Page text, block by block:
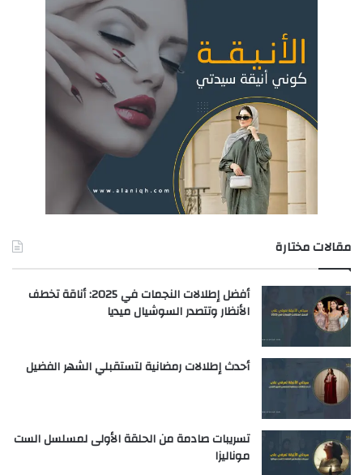
مقالات مختارة
أفضل إطلالات النجمات في 2025: أناقة تخطف
الأنظار وتتصدر السوشيال ميديا
أحدث إطلالات رمضانية لتستقبلي الشهر الفضيل
تسريبات صادمة من الحلقة الأولى لمسلسل الست
موناليزا